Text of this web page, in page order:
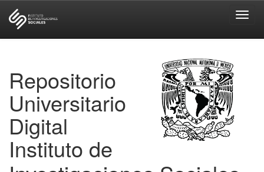
Repositorio
Universitario
Digital
Instituto de